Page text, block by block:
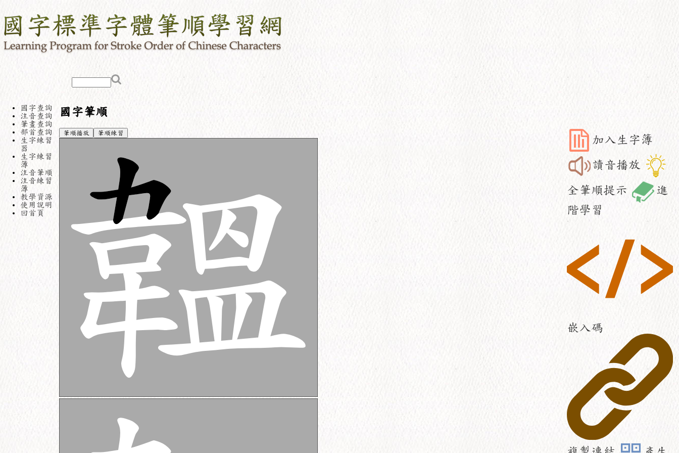
國字查詢
注音查詢
筆畫查詢
部首查詢
生字練習
器
生字練習
簿
注音筆順
注音練習
簿
教學資源
使用說明
回首頁
國字筆順
筆順播放 筆順練習
加入生字簿
讀音播放
全筆順提示
進
階學習
嵌入碼